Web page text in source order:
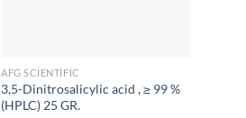
AFG SCIENTIFIC
3,5-Dinitrosalicylic acid , ≥ 99 %
(HPLC) 25 GR.